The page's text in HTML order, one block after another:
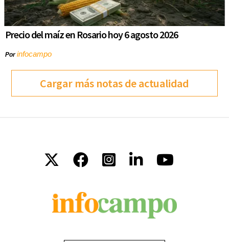
Precio del maíz en Rosario hoy 6 agosto 2026
Porinfocampo
Cargar más notas de actualidad